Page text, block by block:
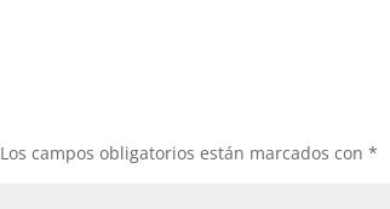
Los campos obligatorios están marcados con*